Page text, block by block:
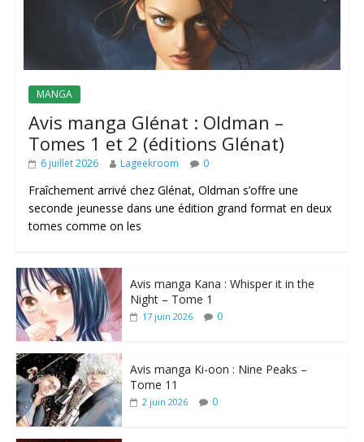
MANGA
Avis manga Glénat : Oldman –
Tomes 1 et 2 (éditions Glénat)
6 juillet 2026 Lageekroom 0
Fraîchement arrivé chez Glénat, Oldman s’offre une
seconde jeunesse dans une édition grand format en deux
tomes comme on les
Avis manga Kana : Whisper it in the
Night – Tome 1
17 juin 2026 0
Avis manga Ki-oon : Nine Peaks –
Tome 11
2 juin 2026 0